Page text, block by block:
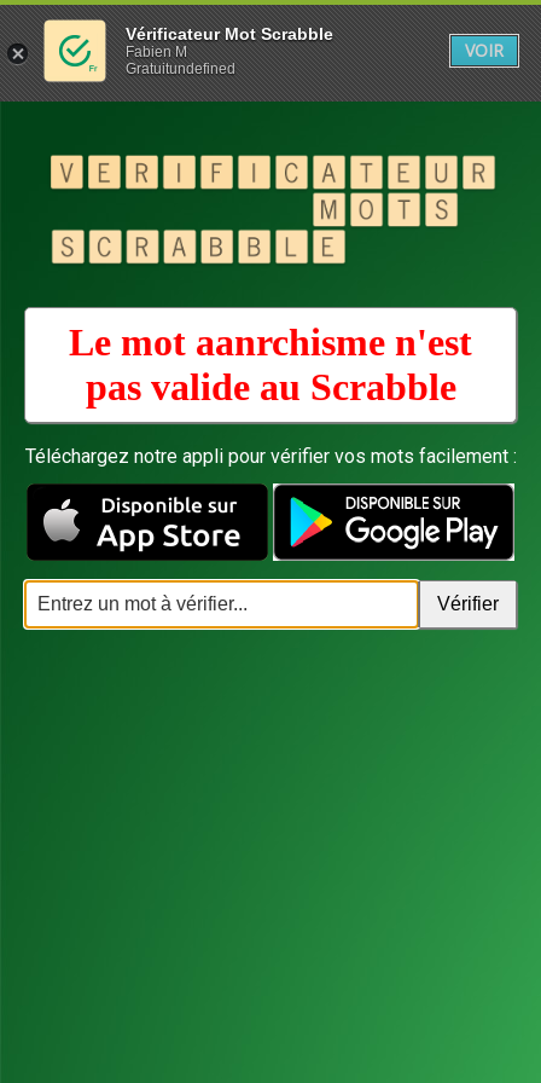
Le mot aanrchisme n'est
pas valide au Scrabble
Téléchargez notre appli pour vérifier vos mots facilement :
Vérificateur Mot Scrabble
Fabien M
Gratuitundefined
VOIR